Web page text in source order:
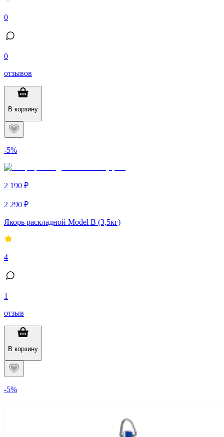
0
0
отзывов
В корзину
-5%
2 190 ₽
2 290 ₽
Якорь раскладной Model B (3,5кг)
4
1
отзыв
В корзину
-5%